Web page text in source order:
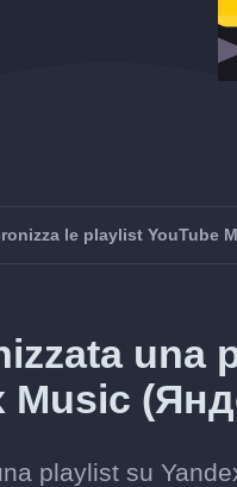
le playlist YouTube
una
Music
playlist su